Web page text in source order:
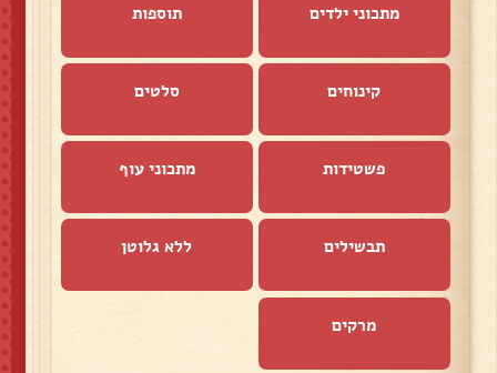
מתכוני ילדים תוספות
קינוחים סלטים
פשטידות מתכוני עוף
תבשילים ללא גלוטן
מרקים